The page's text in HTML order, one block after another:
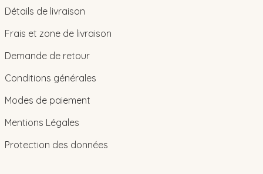
Détails de livraison
Frais et zone de livraison
Demande de retour
Conditions générales
Modes de paiement
Mentions Légales
Protection des données